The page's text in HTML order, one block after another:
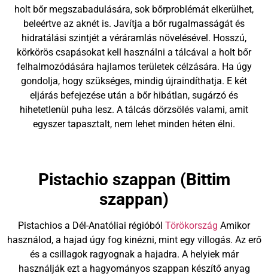
holt bőr megszabadulására, sok bőrproblémát elkerülhet,
beleértve az aknét is. Javítja a bőr rugalmasságát és
hidratálási szintjét a véráramlás növelésével. Hosszú,
körkörös csapásokat kell használni a tálcával a holt bőr
felhalmozódására hajlamos területek célzására. Ha úgy
gondolja, hogy szükséges, mindig újraindíthatja. E két
eljárás befejezése után a bőr hibátlan, sugárzó és
hihetetlenül puha lesz. A tálcás dörzsölés valami, amit
egyszer tapasztalt, nem lehet minden héten élni.
Pistachio szappan (Bittim
szappan)
Pistachios a Dél-Anatóliai régióból Törökország Amikor
használod, a hajad úgy fog kinézni, mint egy villogás. Az erő
és a csillagok ragyognak a hajadra. A helyiek már
használják ezt a hagyományos szappan készítő anyag